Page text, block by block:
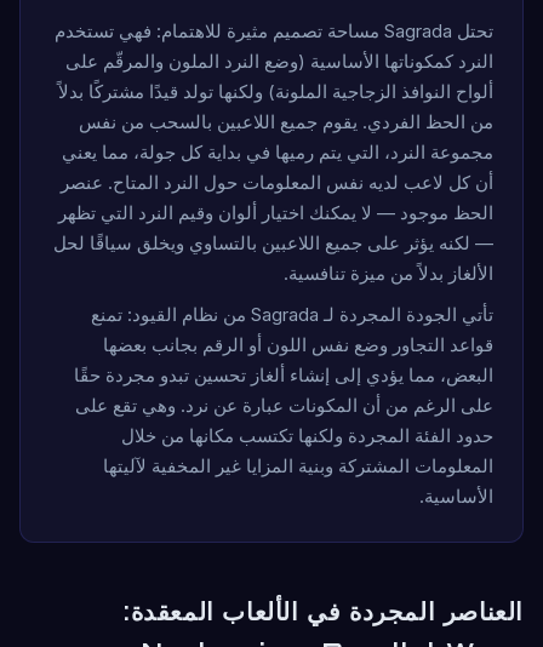
تحتل Sagrada مساحة تصميم مثيرة للاهتمام: فهي تستخدم
النرد كمكوناتها الأساسية (وضع النرد الملون والمرقّم على
ألواح النوافذ الزجاجية الملونة) ولكنها تولد قيدًا مشتركًا بدلاً
من الحظ الفردي. يقوم جميع اللاعبين بالسحب من نفس
مجموعة النرد، التي يتم رميها في بداية كل جولة، مما يعني
أن كل لاعب لديه نفس المعلومات حول النرد المتاح. عنصر
الحظ موجود — لا يمكنك اختيار ألوان وقيم النرد التي تظهر
— لكنه يؤثر على جميع اللاعبين بالتساوي ويخلق سياقًا لحل
الألغاز بدلاً من ميزة تنافسية.
تأتي الجودة المجردة لـ Sagrada من نظام القيود: تمنع
قواعد التجاور وضع نفس اللون أو الرقم بجانب بعضها
البعض، مما يؤدي إلى إنشاء ألغاز تحسين تبدو مجردة حقًا
على الرغم من أن المكونات عبارة عن نرد. وهي تقع على
حدود الفئة المجردة ولكنها تكتسب مكانها من خلال
المعلومات المشتركة وبنية المزايا غير المخفية لآليتها
الأساسية.
العناصر المجردة في الألعاب المعقدة: